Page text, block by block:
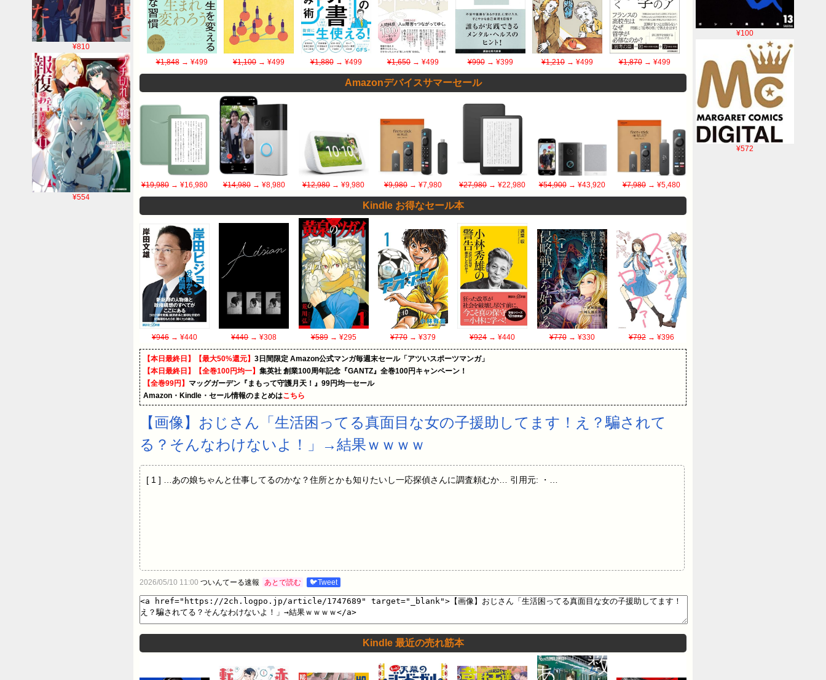
¥100
¥572
¥810
¥554
¥1,848→ ¥499 ¥1,100 → ¥499 ¥1,880→ ¥499 ¥1,650 → ¥499 ¥990→ ¥399 ¥1,210 → ¥499 ¥1,870→ ¥499
Amazonデバイスサマーセール
¥19,980 → ¥16,980 ¥14,980→ ¥8,980 ¥12,980→ ¥9,980 ¥9,980→ ¥7,980 ¥27,980→ ¥22,980 ¥54,900→ ¥43,920 ¥7,980→ ¥5,480
Kindle お得なセール本
¥946 → ¥440 ¥440→ ¥308 ¥589→ ¥295 ¥770→ ¥379 ¥924→ ¥440 ¥770→ ¥330 ¥792→ ¥396
【本日最終日】【最大50%還元】 3日間限定 Amazon公式マンガ毎週末セール「アツいスポーツマンガ」
【本日最終日】【全巻100円均一】 集英社 創業100周年記念『GANTZ』全巻100円キャンペーン！
【全巻99円】 マッグガーデン『まもって守護月天！』99円均一セール
Amazon・Kindle・セール情報のまとめはこちら
【画像】おじさん「生活困ってる真面目な女の子援助してます！え？騙されて
る？そんなわけないよ！」→結果ｗｗｗｗ
[ 1 ] …あの娘ちゃんと仕事してるのかな？住所とかも知りたいし一応探偵さんに調査頼むか… 引用元: ・…
2026/05/10 11:00 ついんてーる速報 あとで読む 🐦Tweet
Kindle 最近の売れ筋本